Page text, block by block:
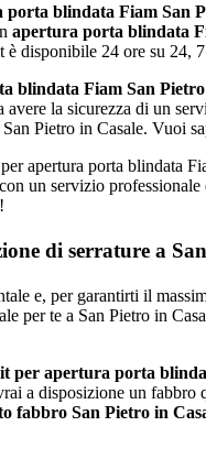
blindata Fiam San
apertura porta blindata
disponibile 24 ore su 24,
blindata Fiam San
la sicurezza di un
Pietro in Casale. Vuoi
apertura porta blindata
un servizio
di serrature a
e, per garantirti il
per te a San Pietro in
per apertura porta
a disposizione un fabbro
fabbro San Pietro in